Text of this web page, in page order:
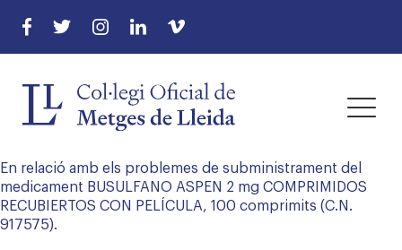
En relació amb els problemes de subministrament del
medicament BUSULFANO ASPEN 2 mg COMPRIMIDOS
RECUBIERTOS CON PELÍCULA, 100 comprimits (C.N.
917575).